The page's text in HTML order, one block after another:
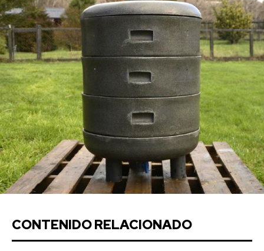
CONTENIDO RELACIONADO